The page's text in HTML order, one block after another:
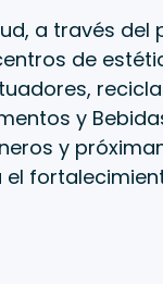
a través
de
y
y